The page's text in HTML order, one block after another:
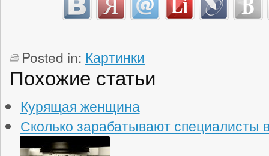
Posted in: Картинки
Похожие статьи
Курящая женщина
Сколько зарабатывают специалисты